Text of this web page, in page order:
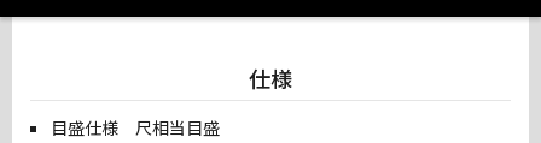
仕様
目盛仕様 尺相当目盛